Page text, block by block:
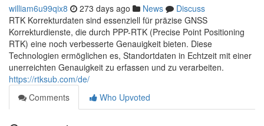
william6u99qix8 273 days ago News
Discuss
RTK Korrekturdaten sind essenziell für präzise GNSS
Korrekturdienste, die durch PPP-RTK (Precise Point Positioning
RTK) eine noch verbesserte Genauigkeit bieten. Diese
Technologien ermöglichen es, Standortdaten in Echtzeit mit einer
unerreichten Genauigkeit zu erfassen und zu verarbeiten.
https://rtksub.com/de/
Comments
Who Upvoted